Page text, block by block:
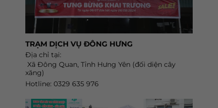
TRẠM DỊCH VỤ ĐÔNG HƯNG
Địa chỉ tại:
Xã Đông Quan, Tỉnh Hưng Yên (đối diện cây
xăng)
Hotline: 0329 635 976